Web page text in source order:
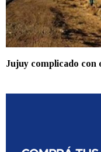
Jujuy complicado con